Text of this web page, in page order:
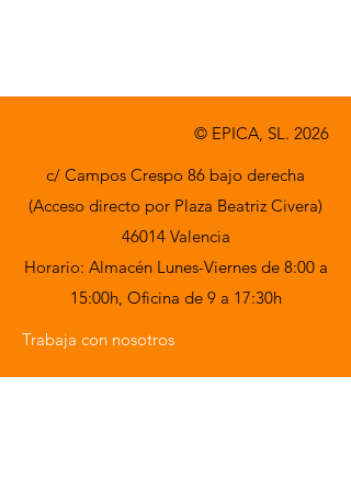
© EPICA, SL. 2026
c/ Campos Crespo 86 bajo derecha
(Acceso directo por Plaza Beatriz Civera)
46014 Valencia
Horario: Almacén Lunes-Viernes de 8:00 a
15:00h, Oficina de 9 a 17:30h
Trabaja con nosotros